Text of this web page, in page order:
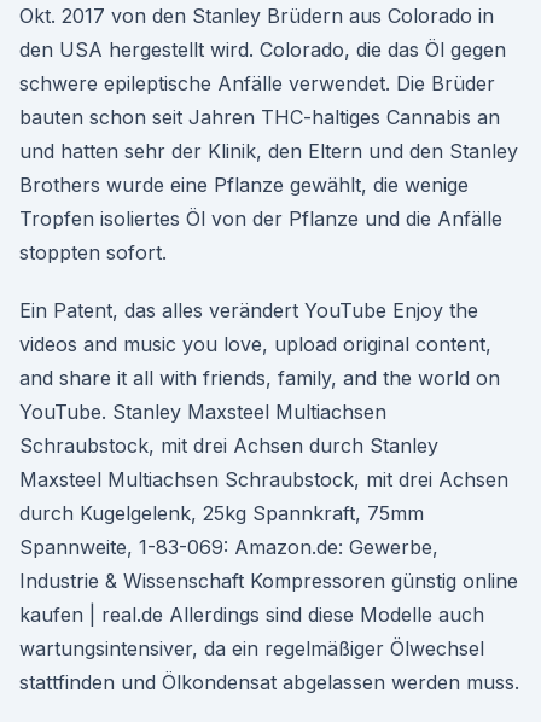
Okt. 2017 von den Stanley Brüdern aus Colorado in
den USA hergestellt wird. Colorado, die das Öl gegen
schwere epileptische Anfälle verwendet. Die Brüder
bauten schon seit Jahren THC-haltiges Cannabis an
und hatten sehr der Klinik, den Eltern und den Stanley
Brothers wurde eine Pflanze gewählt, die wenige
Tropfen isoliertes Öl von der Pflanze und die Anfälle
stoppten sofort.
Ein Patent, das alles verändert YouTube Enjoy the
videos and music you love, upload original content,
and share it all with friends, family, and the world on
YouTube. Stanley Maxsteel Multiachsen
Schraubstock, mit drei Achsen durch Stanley
Maxsteel Multiachsen Schraubstock, mit drei Achsen
durch Kugelgelenk, 25kg Spannkraft, 75mm
Spannweite, 1-83-069: Amazon.de: Gewerbe,
Industrie & Wissenschaft Kompressoren günstig online
kaufen | real.de Allerdings sind diese Modelle auch
wartungsintensiver, da ein regelmäßiger Ölwechsel
stattfinden und Ölkondensat abgelassen werden muss.